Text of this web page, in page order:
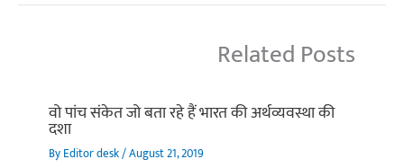
Related Posts
वो पांच संकेत जो बता रहे हैं भारत की अर्थव्यवस्था की
दशा
ByEditor desk/August 21, 2019